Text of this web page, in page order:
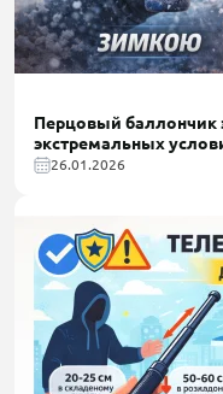
Перцовый баллончик
экстремальных
26.01.2026